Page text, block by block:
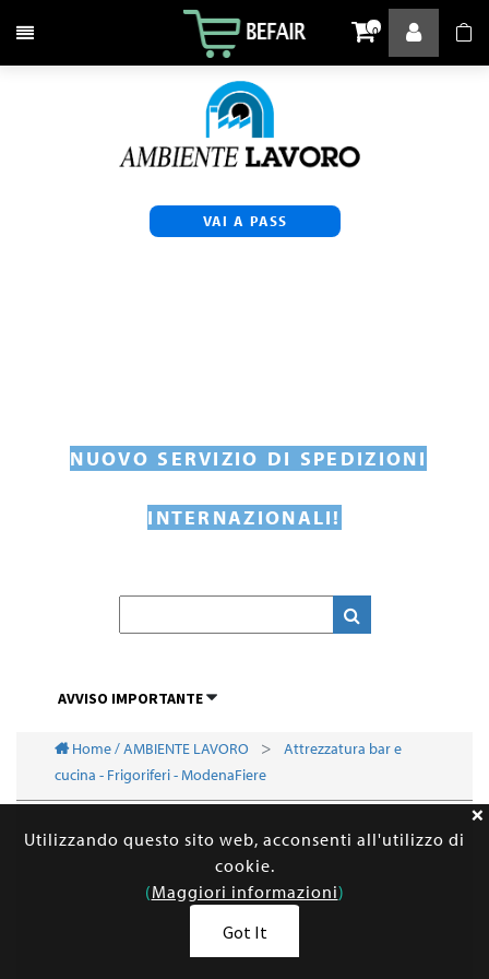
Attiva / disattiva la navigazione 0
VAI A PASS
NUOVO SERVIZIO DI SPEDIZIONI
INTERNAZIONALI!
AVVISO IMPORTANTE
Home / AMBIENTE LAVORO
Attrezzatura bar e
cucina - Frigoriferi - ModenaFiere
Utilizzando questo sito web, acconsenti all'utilizzo di
cookie.
(Maggiori informazioni)
Got It